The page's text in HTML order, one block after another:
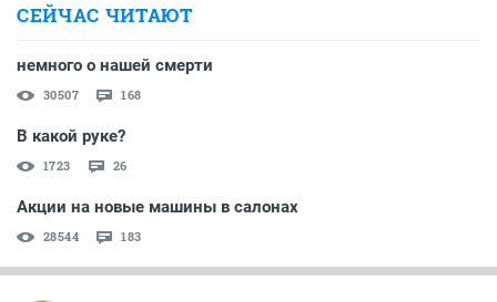
СЕЙЧАС ЧИТАЮТ
немного о нашей смерти
30507 168
В какой руке?
1723 26
Акции на новые машины в салонах
28544 183